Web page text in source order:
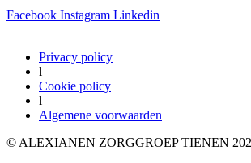
Facebook Instagram Linkedin
Privacy policy
l
Cookie policy
l
Algemene voorwaarden
© ALEXIANEN ZORGGROEP TIENEN